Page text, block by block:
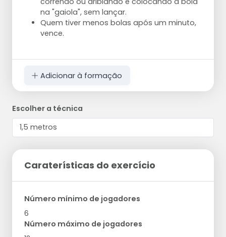
na "gaiola", sem lançar.
Quem tiver menos bolas após um minuto,
vence.
Adicionar à formação
Escolher a técnica
Caraterísticas do exercício
Número mínimo de jogadores
6
Número máximo de jogadores